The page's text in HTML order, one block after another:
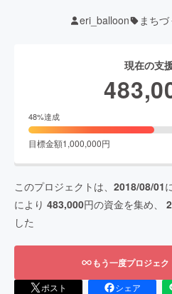
eri_balloon まち
現在の支
48%達成
目標金額1,000,000円
このプロジェクトは、 2018/08/01
により 483,000円の資金を集め、
した
もう一度プロジェ
ポスト シェア